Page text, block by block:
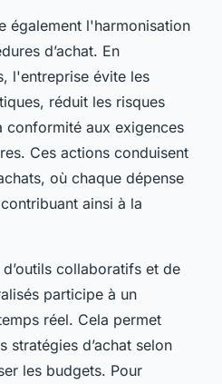
également l'harmonisation
d’achat. En
l'entreprise évite les
réduit les risques
aux exigences
Ces actions conduisent
où chaque dépense
ainsi à la
collaboratifs et de
participe à un
réel. Cela permet
stratégies d’achat selon
les budgets. Pour